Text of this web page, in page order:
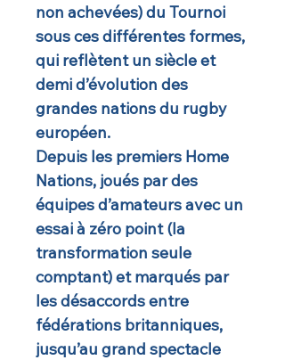
non achevées) du Tournoi
sous ces différentes formes,
qui reflètent un siècle et
demi d’évolution des
grandes nations du rugby
européen.
Depuis les premiers Home
Nations, joués par des
équipes d’amateurs avec un
essai à zéro point (la
transformation seule
comptant) et marqués par
les désaccords entre
fédérations britanniques,
jusqu’au grand spectacle